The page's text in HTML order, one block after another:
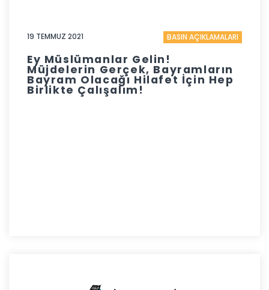
19 TEMMUZ 2021 BASIN AÇIKLAMALARI
Ey Müslümanlar Gelin!
Müjdelerin Gerçek, Bayramların
Bayram Olacağı Hilafet İçin Hep
Birlikte Çalışalım!